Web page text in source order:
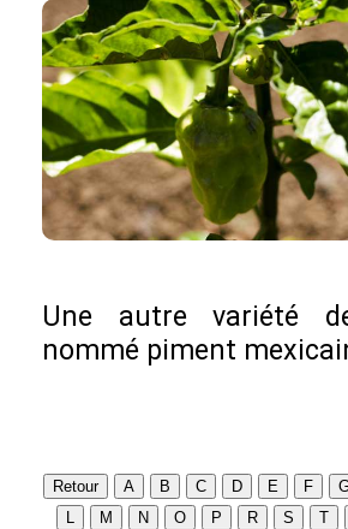
Une autre variété
nommé piment
Retour A B C D E F
L
M N O P R S T